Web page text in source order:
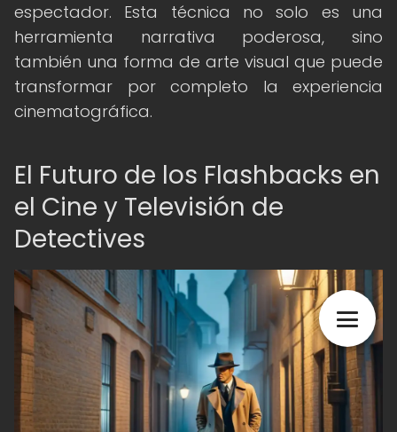
espectador. Esta técnica no solo es una
herramienta narrativa poderosa, sino
también una forma de arte visual que puede
transformar por completo la experiencia
cinematográfica.
El Futuro de los Flashbacks en
el Cine y Televisión de
Detectives